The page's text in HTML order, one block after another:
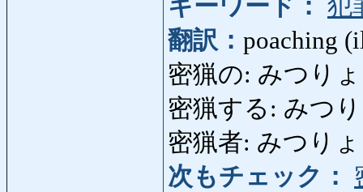
キーワード： 犯
翻訳： poaching
密猟の: みつり
密猟する: みつ
密猟者: みつり
次もチェック：